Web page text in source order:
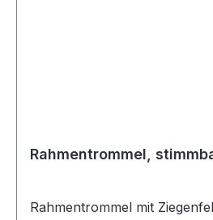
Rahmentrommel,
Rahmentrommel mit